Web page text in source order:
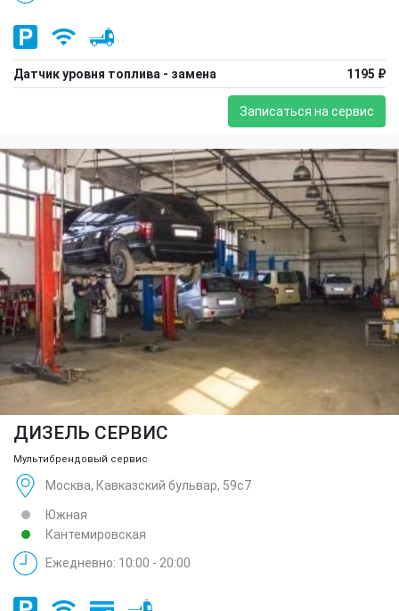
Датчик уровня топлива - замена 1195 ₽
Записаться на сервис
ДИЗЕЛЬ СЕРВИС
Мультибрендовый сервис
Москва, Кавказский бульвар, 59с7
Южная
Кантемировская
Ежедневно: 10:00 - 20:00